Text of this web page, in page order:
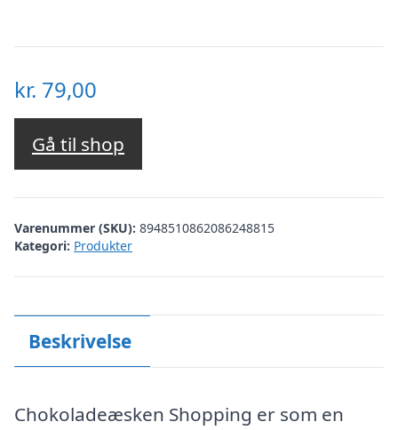
kr. 79,00
Gå til shop
Varenummer (SKU): 8948510862086248815
Kategori: Produkter
Beskrivelse
Chokoladeæsken Shopping er som en